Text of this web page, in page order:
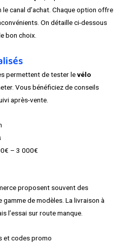
canal d’achat. Chaque option offre
On détaille ci-dessous
bon choix.
permettent de tester levélo
Vous bénéficiez de conseils
après-vente.
– 3 000€
proposent souvent des
de modèles. La livraison à
l’essai sur route manque.
et codes promo